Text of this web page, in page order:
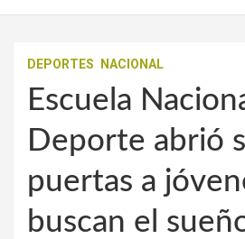
DEPORTES NACIONAL
Escuela
Deporte abrió
puertas a
buscan el